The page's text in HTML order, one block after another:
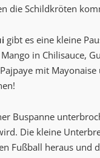
die Schildkröten
gibt es eine kleine
in Chilisauce,
mit
Buspanne
Die kleine
Fußball heraus